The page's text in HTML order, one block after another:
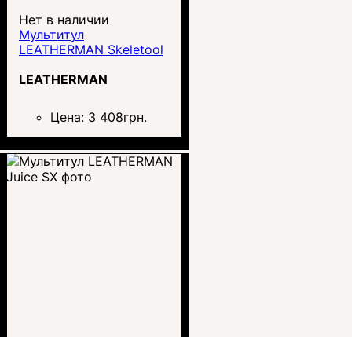
Нет в наличии
Мультитул
LEATHERMAN Skeletool
LEATHERMAN
Цена: 3 408грн.